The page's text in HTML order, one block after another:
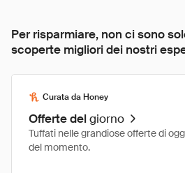
Per risparmiare, non ci sono
scoperte migliori dei nostri
Curata da Honey
Offerte delgiorno
Tuffati nelle grandiose offerte di
del momento.